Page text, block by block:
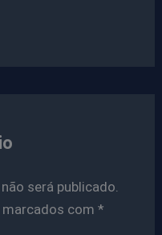
será publicado.
com *